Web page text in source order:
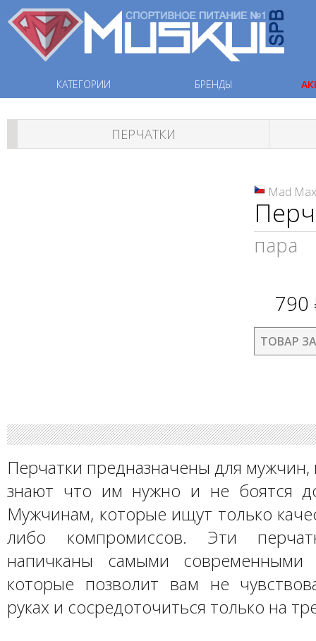
КАТЕГОРИИ БРЕНДЫ
ПЕРЧАТКИ
Mad Max
пара
790
ТОВАР
Перчатки предназначены для
знают что им нужно и не боятся
Мужчинам, которые ищут только
либо компромиссов. Эти
напичканы самыми современными
которые позволит вам не
руках и сосредоточиться только на